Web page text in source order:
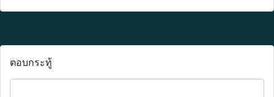
ตอบกระทู้